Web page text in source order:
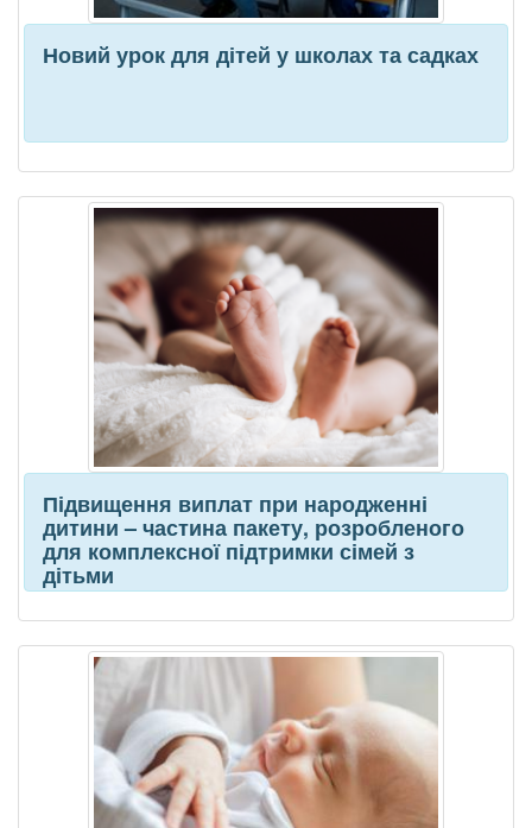
Новий урок для дітей у школах та садках
Підвищення виплат при народженні
дитини – частина пакету, розробленого
для комплексної підтримки сімей з
дітьми